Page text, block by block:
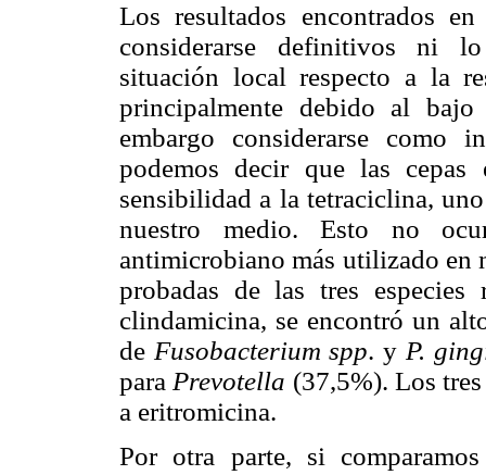
Los resultados encontrados
considerarse definitivos ni
situación local respecto a la
principalmente debido al
embargo considerarse como
podemos decir que las cepas
sensibilidad a la tetraciclina,
nuestro medio. Esto no
antimicrobiano más utilizado en
probadas de las tres
clindamicina, se encontró un
de Fusobacterium spp. y P.
para Prevotella (37,5%). Los
a eritromicina.
Por otra parte, si